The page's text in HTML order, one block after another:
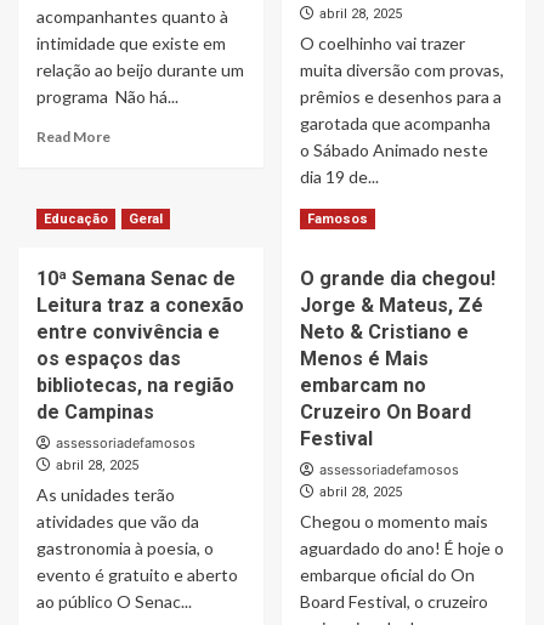
Tocantins
com
o
sucesso
“Café
sucesso
na
Garças
TV
o
SBT
do
Araguaia
–
Agna
Rozana
à
frente
acompanhantes quanto à
intimidade que existe em
relação ao beijo durante um
programa Não há...
Read MoreRead
beijar:
a
questão!
abril 28, 2025
O coelhinho vai trazer
muita diversão com provas,
prêmios e desenhos para a
garotada que acompanha
o Sábado Animado neste
dia 19 de...
Read More Read
more
Silvia
Abravanel
dá
boas-
à
Páscoa
no
Sábado
Animado
Educação Geral
10ª Semana Senac de
Leitura traz a conexão
entre convivência e
os espaços das
bibliotecas, na região
de Campinas
assessoriadefamosos
abril 28, 2025
As unidades terão
atividades que vão da
gastronomia à poesia, o
evento é gratuito e aberto
ao público O Senac...
Famosos
O grande dia chegou!
Jorge & Mateus, Zé
Neto & Cristiano e
Menos é Mais
embarcam no
Cruzeiro On Board
Festival
assessoriadefamosos
abril 28, 2025
Chegou o momento mais
aguardado do ano! É hoje o
embarque oficial do On
Board Festival, o cruzeiro